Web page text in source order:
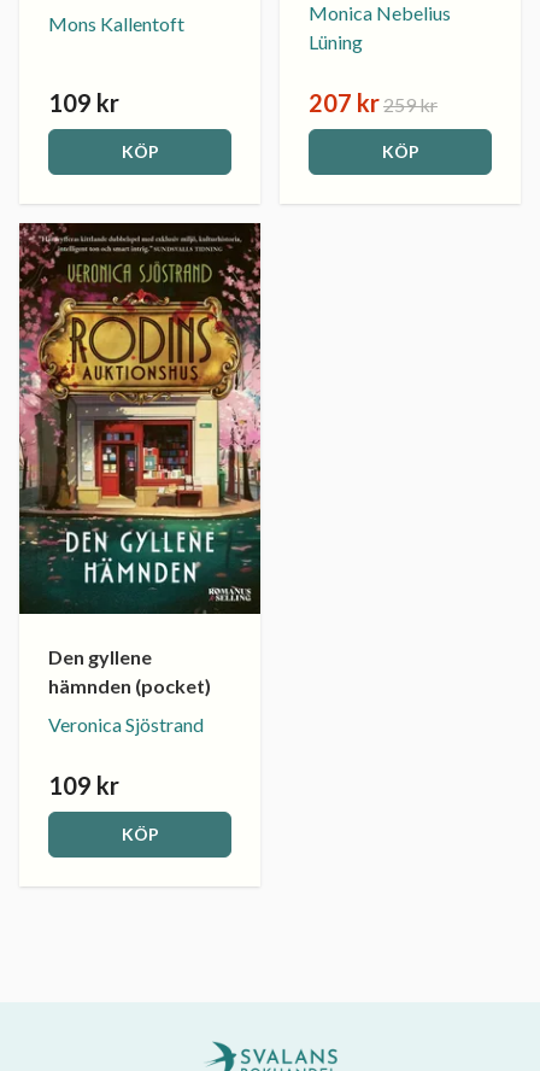
Mons Kallentoft
109 kr
KÖP
Monica Nebelius
Lüning
207 kr259 kr
KÖP
Den gyllene
hämnden (pocket)
Veronica Sjöstrand
109 kr
KÖP